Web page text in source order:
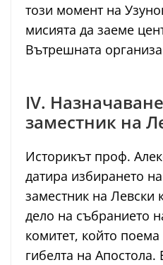
този момент на
мисията да заеме
Вътрешната
IV.
заместник на
Историкът проф.
датира избирането
заместник на Левски
дело на събранието
комитет, който
гибелта на